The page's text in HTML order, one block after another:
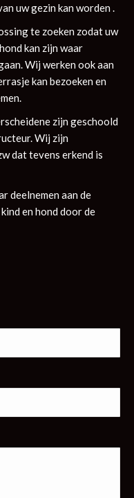
uw gezin kan worden .
te zoeken zodat uw
kan zijn waar
Wij werken ook aan
kan bezoeken en
zijn geschoold
Wij zijn
dat tevens erkend is
deelnemen aan de
en hond door de